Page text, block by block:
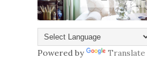
Powered by Translate